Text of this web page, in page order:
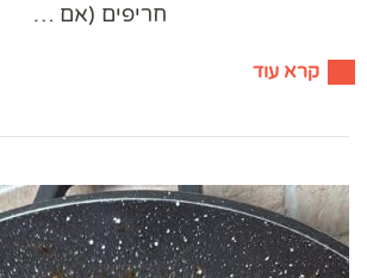
חריפים (אם …
קרא עוד